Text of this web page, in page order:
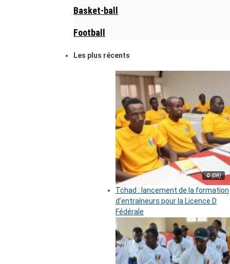
Basket-ball
Football
Les plus récents
© (DR)
Tchad : lancement de la formation
d’entraîneurs pour la Licence D
Fédérale